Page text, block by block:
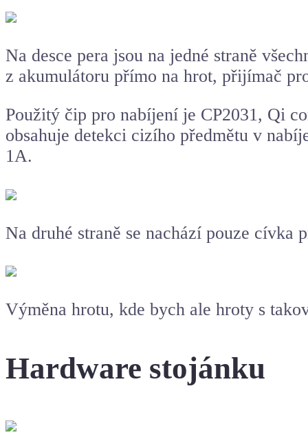
Na desce pera jsou na jedné straně
z akumulátoru přímo na hrot, přijímač
Použitý čip pro nabíjení je CP2031, Qi
obsahuje detekci cizího předmětu v
1A.
Na druhé straně se nachází pouze cívka
Výměna hrotu, kde bych ale hroty s
Hardware stojánku